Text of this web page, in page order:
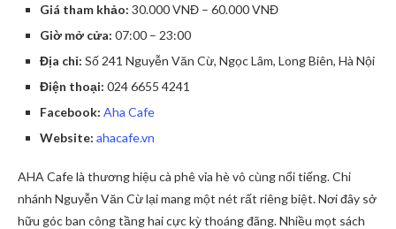
Giá tham khảo: 30.000 VNĐ – 60.000 VNĐ
Giờ mở cửa: 07:00 – 23:00
Địa chỉ: Số 241 Nguyễn Văn Cừ, Ngọc Lâm, Long Biên, Hà Nội
Điện thoại: 024 6655 4241
Facebook: Aha Cafe
Website: ahacafe.vn
AHA Cafe là thương hiệu cà phê vỉa hè vô cùng nổi tiếng. Chi
nhánh Nguyễn Văn Cừ lại mang một nét rất riêng biệt. Nơi đây sở
hữu góc ban công tầng hai cực kỳ thoáng đãng. Nhiều mọt sách